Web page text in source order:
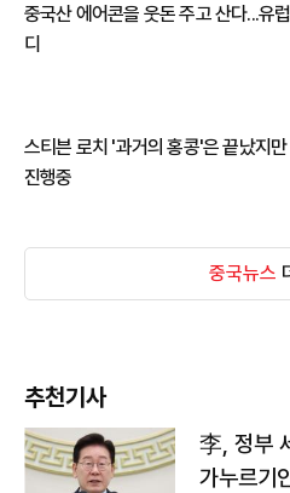
중국산 에어콘을 웃돈 주고 산다...유
디
스티븐 로치 '과거의 홍콩'은 끝났지
진행중
중국뉴스
추천기사
李, 정부
가누르기